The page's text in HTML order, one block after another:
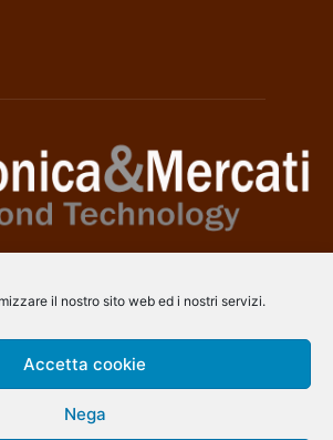
il nostro sito web ed i nostri servizi.
Accetta cookie
Nega
coinvolge tecnologie, prodotti, mercati e
SEGUICI